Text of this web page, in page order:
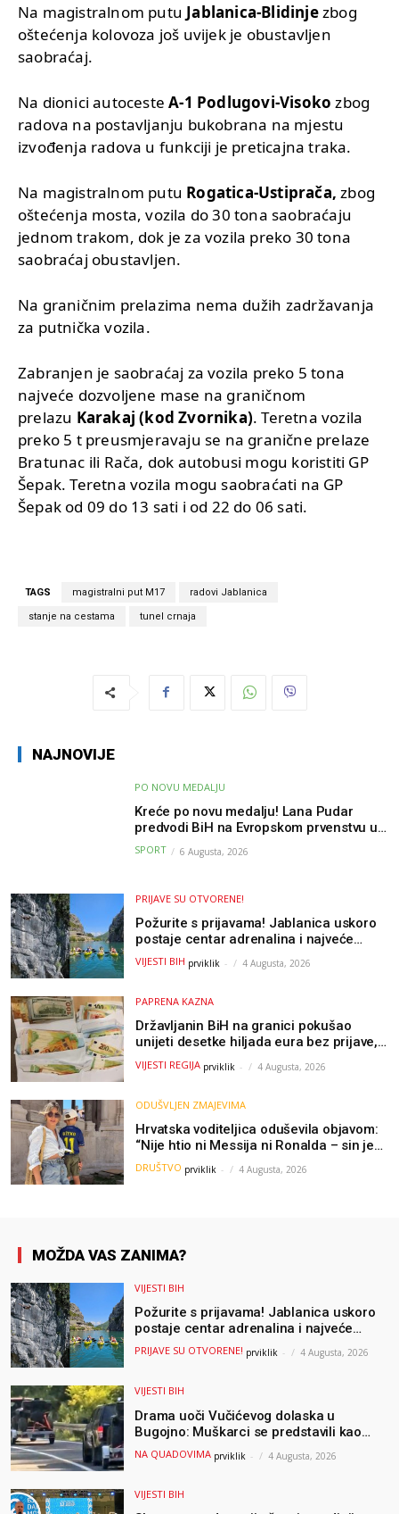
Na magistralnom putu Jablanica-Blidinjezbog
oštećenja kolovoza još uvijek je obustavljen
saobraćaj.
Na dionici autoceste A-1 Podlugovi-Visoko zbog
radova na postavljanju bukobrana na mjestu
izvođenja radova u funkciji je preticajna traka.
Na magistralnom putu Rogatica-Ustiprača, zbog
oštećenja mosta, vozila do 30 tona saobraćaju
jednom trakom, dok je za vozila preko 30 tona
saobraćaj obustavljen.
Na graničnim prelazima nema dužih zadržavanja
za putnička vozila.
Zabranjen je saobraćaj za vozila preko 5 tona
najveće dozvoljene mase na graničnom
prelazu Karakaj (kod Zvornika). Teretna vozila
preko 5 t preusmjeravaju se na granične prelaze
Bratunac ili Rača, dok autobusi mogu koristiti GP
Šepak. Teretna vozila mogu saobraćati na GP
Šepak od 09 do 13 sati i od 22 do 06 sati.
TAGS magistralni put M17 radovi Jablanica
stanje na cestama tunel crnaja
NAJNOVIJE
PO NOVU MEDALJU
Kreće po novu medalju! Lana Pudar
predvodi BiH na Evropskom prvenstvu u
Parizu
SPORT 6 Augusta, 2026
PRIJAVE SU OTVORENE!
Požurite s prijavama! Jablanica uskoro
postaje centar adrenalina i najveće
outdoor avanture ovog ljeta
VIJESTI BIH prviklik - 4 Augusta, 2026
PAPRENA KAZNA
Državljanin BiH na granici pokušao
unijeti desetke hiljada eura bez prijave,
uslijedila “paprena” kazna
VIJESTI REGIJA prviklik - 4 Augusta, 2026
ODUŠVLJEN ZMAJEVIMA
Hrvatska voditeljica oduševila objavom:
“Nije htio ni Messija ni Ronalda – sin je
želio samo dres Bosne”
DRUŠTVO prviklik - 4 Augusta, 2026
MOŽDA VAS ZANIMA?
VIJESTI BIH
Požurite s prijavama! Jablanica uskoro
postaje centar adrenalina i najveće
outdoor avanture ovog ljeta
PRIJAVE SU OTVORENE! prviklik - 4 Augusta, 2026
VIJESTI BIH
Drama uoči Vučićevog dolaska u
Bugojno: Muškarci se predstavili kao
osiguranje pa pobjegli u šumu
NA QUADOVIMA prviklik - 4 Augusta, 2026
VIJESTI BIH